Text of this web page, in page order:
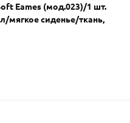
Eames (мод.023)/1 шт.
мягкое сиденье/ткань,